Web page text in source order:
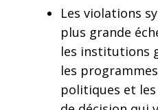
Les violations
plus grande
les institutions
les
politiques et